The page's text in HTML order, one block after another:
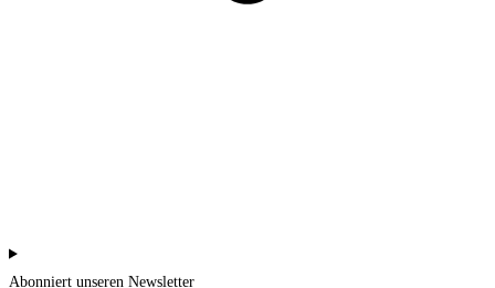
Abonniert unseren Newsletter